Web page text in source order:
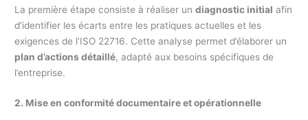
La première étape consiste à réaliser undiagnostic initial afin
d’identifier les écarts entre les pratiques actuelles et les
exigences de l’ISO 22716. Cette analyse permet d’élaborer un
plan d’actions détaillé, adapté aux besoins spécifiques de
l’entreprise.
2. Mise en conformité documentaire et opérationnelle